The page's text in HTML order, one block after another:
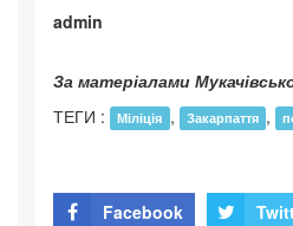
admin
За матеріалами
ТЕГИ :
Міліція , Закарпаття ,
Facebook